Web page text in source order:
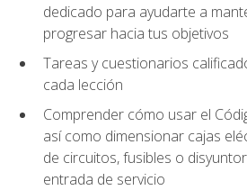
dedicado para ayudarte a
progresar hacia tus objetivos
Tareas y cuestionarios
cada lección
Comprender cómo usar el
así como dimensionar cajas
de circuitos, fusibles o
entrada de servicio